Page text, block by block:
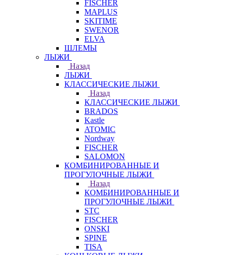
FISCHER
MAPLUS
SKITIME
SWENOR
ELVA
ШЛЕМЫ
ЛЫЖИ
Назад
ЛЫЖИ
КЛАССИЧЕСКИЕ ЛЫЖИ
Назад
КЛАССИЧЕСКИЕ ЛЫЖИ
BRADOS
Kastle
ATOMIC
Nordway
FISCHER
SALOMON
КОМБИНИРОВАННЫЕ И
ПРОГУЛОЧНЫЕ ЛЫЖИ
Назад
КОМБИНИРОВАННЫЕ И
ПРОГУЛОЧНЫЕ ЛЫЖИ
STC
FISCHER
ONSKI
SPINE
TISA